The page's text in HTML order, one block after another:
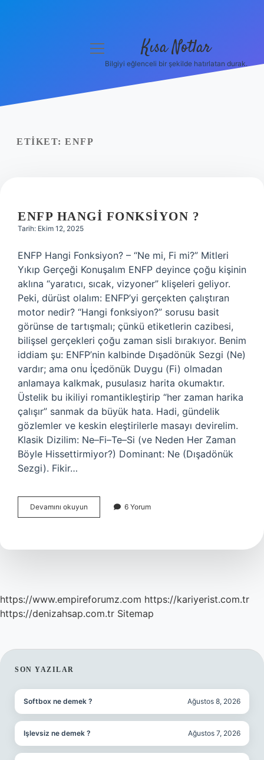
Yasal Uyarı
menüyü
Kısa Notlar
Bilgiyi eğlenceli bir şekilde hatırlatan durak.
ETIKET: ENFP
ENFP HANGI FONKSIYON ?
Tarih: Ekim 12, 2025
ENFP Hangi Fonksiyon? – “Ne mi, Fi mi?” Mitleri
Yıkıp Gerçeği Konuşalım ENFP deyince çoğu kişinin
aklına “yaratıcı, sıcak, vizyoner” klişeleri geliyor.
Peki, dürüst olalım: ENFP’yi gerçekten çalıştıran
motor nedir? “Hangi fonksiyon?” sorusu basit
görünse de tartışmalı; çünkü etiketlerin cazibesi,
bilişsel gerçekleri çoğu zaman sisli bırakıyor. Benim
iddiam şu: ENFP’nin kalbinde Dışadönük Sezgi (Ne)
vardır; ama onu İçedönük Duygu (Fi) olmadan
anlamaya kalkmak, pusulasız harita okumaktır.
Üstelik bu ikiliyi romantikleştirip “her zaman harika
çalışır” sanmak da büyük hata. Hadi, gündelik
gözlemler ve keskin eleştirilerle masayı devirelim.
Klasik Dizilim: Ne–Fi–Te–Si (ve Neden Her Zaman
Böyle Hissettirmiyor?) Dominant: Ne (Dışadönük
Sezgi). Fikir…
Devamını okuyun
hangi
6 Yorum
https://www.empireforumz.com https://kariyerist.com.tr
https://denizahsap.com.tr Sitemap
SIDEBAR
SON YAZILAR
Softbox ne demek ? Ağustos 8, 2026
Işlevsiz ne demek ? Ağustos 7, 2026